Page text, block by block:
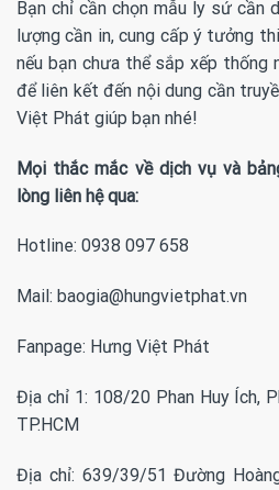
Bạn chỉ cần chọn mẫu ly sứ cần
lượng cần in, cung cấp ý tưởng
nếu bạn chưa thể sắp xếp thống
để liên kết đến nội dung cần
Việt Phát giúp bạn nhé!
Mọi thắc mắc về dịch vụ và
lòng liên hệ qua:
Hotline: 0938 097 658
Mail: baogia@hungvietphat.vn
Fanpage: Hưng Việt Phát
Địa chỉ 1: 108/20 Phan Huy Ích,
TP.HCM
Địa chỉ: 639/39/51 Đường